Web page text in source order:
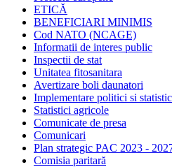
ETICĂ
BENEFICIARI MINIMIS
Cod NATO (NCAGE)
Informatii de interes public
Inspectii de stat
Unitatea fitosanitara
Avertizare boli daunatori
Implementare politici si
Statistici agricole
Comunicate de presa
Comunicari
Plan strategic PAC 2023 -
Comisia paritară